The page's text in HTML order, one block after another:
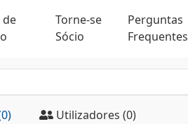
de
Torne-se
Sócio
Perguntas
Frequentes
Utilizadores (0)